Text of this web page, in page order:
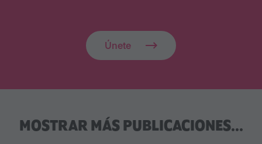
Únete
MOSTRAR MÁS PUBLICACIONES...